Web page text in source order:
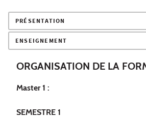
PRÉSENTATION
ENSEIGNEMENT
ORGANISATION DE LA
Master 1 :
SEMESTRE 1